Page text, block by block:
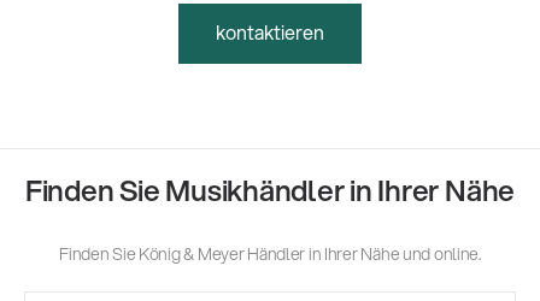
kontaktieren
Finden Sie Musikhändler in Ihrer Nähe
Finden Sie König & Meyer Händler in Ihrer Nähe und online.